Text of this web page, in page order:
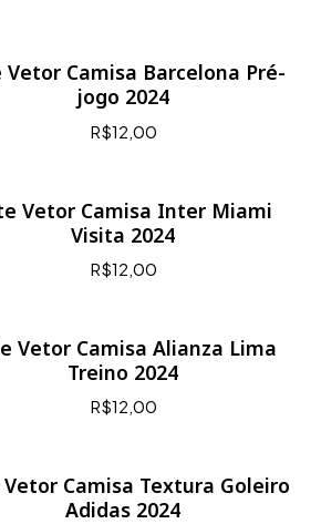
Vetor Camisa Barcelona Pré-
jogo 2024
R$12,00
Vetor Camisa Inter Miami
Visita 2024
R$12,00
Vetor Camisa Alianza Lima
Treino 2024
R$12,00
Camisa Textura Goleiro
Adidas 2024